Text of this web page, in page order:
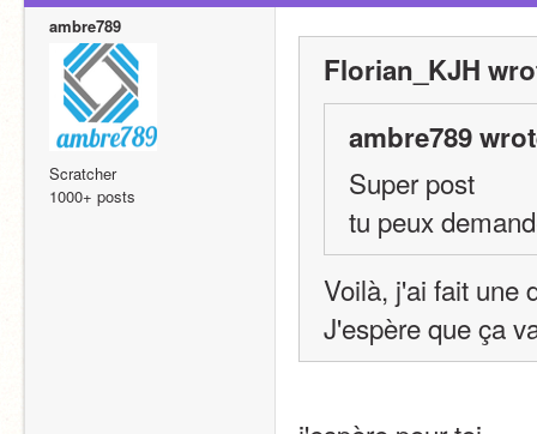
ambre789
Scratcher
1000+ posts
Florian_KJH
ambre789
Super post
tu peux
Voilà, j'ai fait une
J'espère que ça